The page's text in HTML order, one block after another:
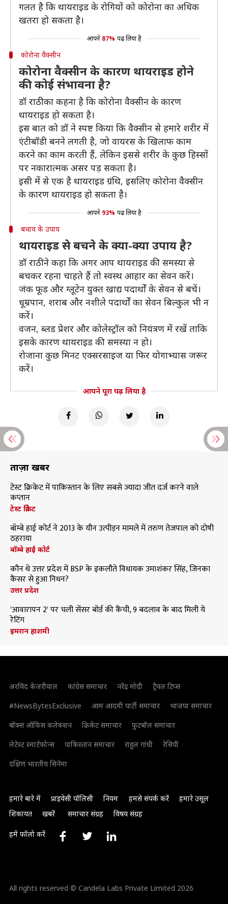
गलत है कि थायराइड के रोगियों को कोरोना का अधिक
खतरा हो सकता है।
आपने 87% पढ़ लिया है
कोरोना वैक्सीन
कोरोना वैक्सीन के कारण थायराइड होने
की कोई संभावना है?
डॉ राठी का कहना है कि कोरोना वैक्सीन के कारण
थायराइड हो सकता है।
इस बात को डॉ ने स्पष्ट किया कि वैक्सीन से हमारे शरीर में
एंटीबॉडी बनने लगती है, जो वायरस के खिलाफ काम
करने का काम करती हैं, लेकिन इससे शरीर के कुछ हिस्सों
पर नकारात्मक असर पड़ सकता है।
इसी में से एक है थायराइड ग्रंथि, इसलिए कोरोना वैक्सीन
के कारण थायराइड हो सकता है।
आपने 93% पढ़ लिया है
बचाव के उपाय
थायराइड से बचने के क्या-क्या उपाय है?
डॉ राठी ने कहा कि अगर आप थायराइड की समस्या से
बचकर रहना चाहते हैं तो स्वस्थ आहार का सेवन करें।
जंक फूड और ग्लूटेन युक्त खाद्य पदार्थों के सेवन से बचें।
धूम्रपान, शराब और नशीले पदार्थों का सेवन बिल्कुल भी न
करें।
वजन, ब्लड प्रेशर और कोलेस्ट्रॉल को नियंत्रण में रखें ताकि
इसके कारण थायराइड की समस्या न हो।
रोजाना कुछ मिनट एक्सरसाइज या फिर योगाभ्यास जरूर
करें।
आपने पूरा पढ़ लिया है
ताज़ा खबरें
टेस्ट क्रिकेट में पाकिस्तान के लिए सबसे ज्यादा जीत दर्ज करने वाले
कप्तान
टेस्ट क्रिकेट
बॉम्बे हाई कोर्ट ने 2013 के यौन उत्पीड़न मामले में तरुण तेजपाल को दोषी
ठहराया
बॉम्बे हाई कोर्ट
कौन थे उत्तर प्रदेश में BSP के इकलौते विधायक उमाशंकर सिंह, जिनका
कैंसर से हुआ निधन?
उत्तर प्रदेश
'आवारापन 2' पर चली सेंसर बोर्ड की कैंची, 9 बदलाव के बाद मिली ये
रेटिंग
इमरान हाशमी
अरविंद केजरीवाल कांग्रेस समाचार नरेंद्र मोदी
ट्रैवल टिप्स
#NewsBytesExclusive
आम आदमी पार्टी समाचार
भाजपा समाचार
बॉक्स ऑफिस कलेक्शन
क्रिकेट समाचार
फुटबॉल समाचार
लेटेस्ट स्मार्टफोन्स
पाकिस्तान समाचार राहुल गांधी
रेसिपी
दक्षिण भारतीय सिनेमा
हमारे बारे में प्राइवेसी पॉलिसी नियम हमसे संपर्क करें
हमारे उसूल
शिकायत
खबरें समाचार संग्रह विषय संग्रह
हमें फॉलो करें
All rights reserved © Candela Labs Private Limited 2026